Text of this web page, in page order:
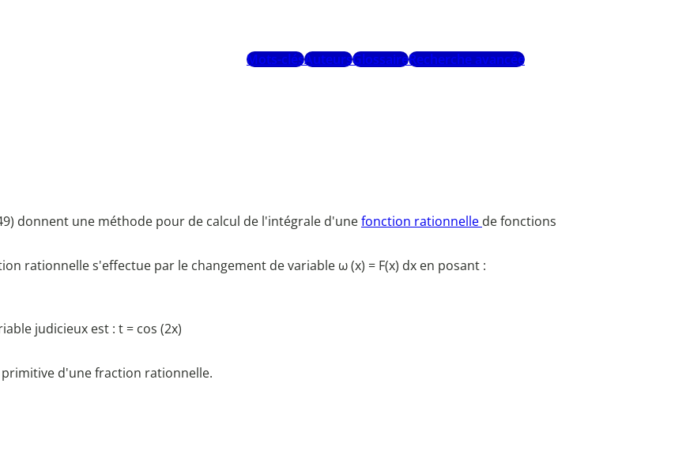
Mots-clésAuteursGlossaireRecherche avancée
donnent une méthode pour de calcul de l'intégrale d'unefonction rationnelle de fonctions
rationnelle s'effectue par le changement de variable ω (x) = F(x) dx en posant :
judicieux est : t = cos (2x)
primitive d'une fraction rationnelle.